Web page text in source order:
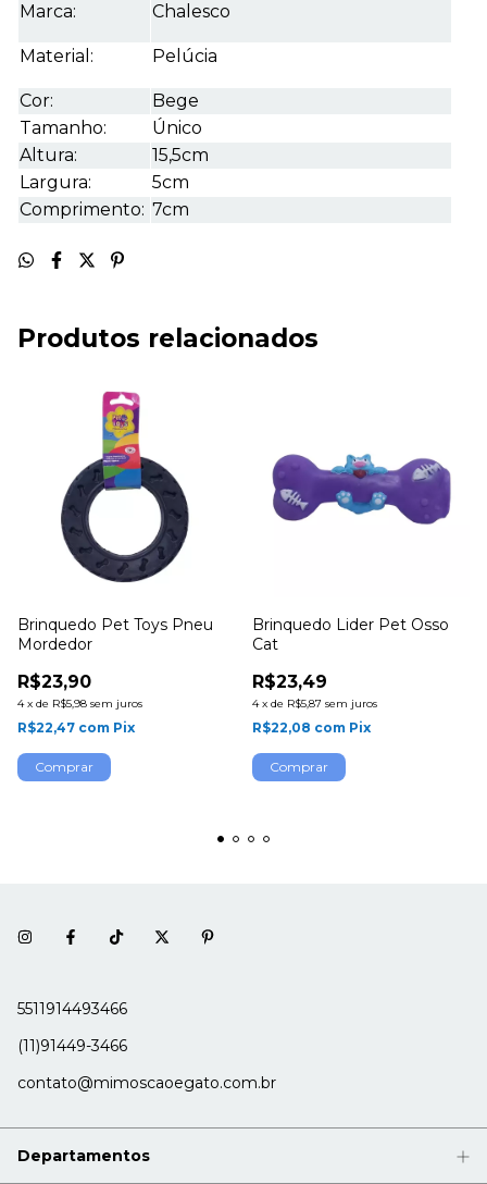
Marca: Chalesco
Material: Pelúcia
Cor:
Bege
Tamanho:
Único
Altura:
15,5cm
Largura:
5cm
Comprimento: 7cm
Produtos relacionados
Brinquedo Pet Toys Pneu
Mordedor
R$23,90
4 x de R$5,98 sem juros
R$22,47 com Pix
Comprar
Brinquedo Lider Pet Osso
Cat
R$23,49
4 x de R$5,87 sem juros
R$22,08 com Pix
5511914493466
(11)91449-3466
contato@mimoscaoegato.com.br
Departamentos